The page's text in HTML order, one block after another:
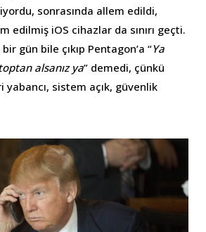
sonrasında allem edildi,
edilmiş iOS cihazlar da sınırı geçti.
gün bile çıkıp Pentagon’a “Ya
alsanız ya” demedi, çünkü
yabancı, sistem açık, güvenlik